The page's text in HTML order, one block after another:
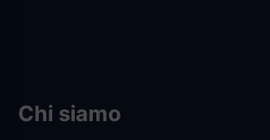
Chi siamo